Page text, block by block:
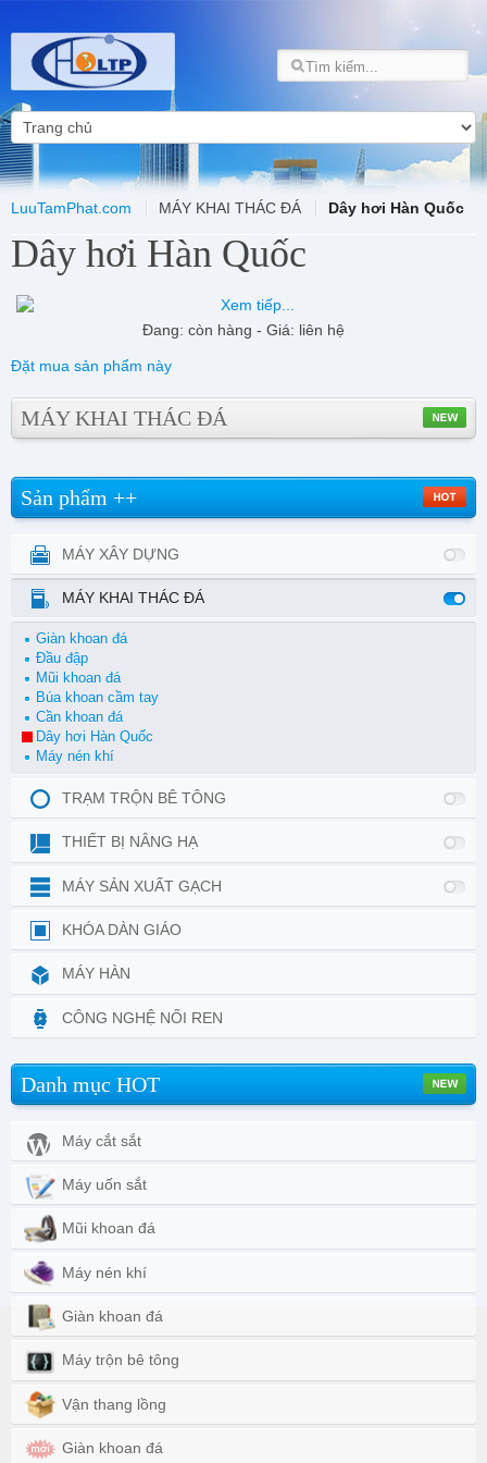
LuuTamPhat.com MÁY KHAI THÁC ĐÁ Dây hơi Hàn Quốc
Dây hơi Hàn Quốc
Đang: còn hàng - Giá: liên hệ
Đặt mua sản phẩm này
MÁY KHAI THÁC ĐÁ
Sản phẩm ++
MÁY XÂY DỰNG
MÁY KHAI THÁC ĐÁ
Giàn khoan đá
Đầu đập
Mũi khoan đá
Búa khoan cầm tay
Cần khoan đá
Dây hơi Hàn Quốc
Máy nén khí
TRẠM TRỘN BÊ TÔNG
THIẾT BỊ NÂNG HẠ
MÁY SẢN XUẤT GẠCH
KHÓA DÀN GIÁO
MÁY HÀN
CÔNG NGHỆ NỐI REN
Danh mục HOT
Máy cắt sắt
Máy uốn sắt
Mũi khoan đá
Máy nén khí
Giàn khoan đá
Máy trộn bê tông
Vận thang lồng
Giàn khoan đá